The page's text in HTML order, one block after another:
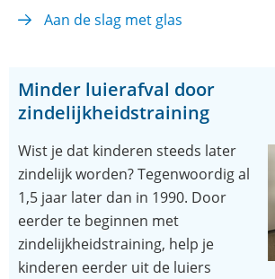
Aan de slag met glas
Minder luierafval door
zindelijkheidstraining
Wist je dat kinderen steeds later
zindelijk worden? Tegenwoordig al
1,5 jaar later dan in 1990. Door
eerder te beginnen met
zindelijkheidstraining, help je
kinderen eerder uit de luiers